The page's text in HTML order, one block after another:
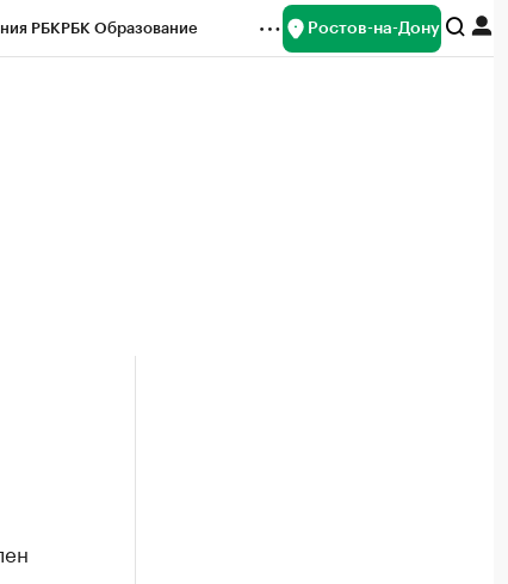
РБКРБК Образование Ростов-на-Дону